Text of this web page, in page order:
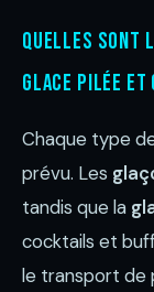
Quelles sont
glace pilée et
Chaque type
prévu. Les
tandis que la
cocktails et
le transport de